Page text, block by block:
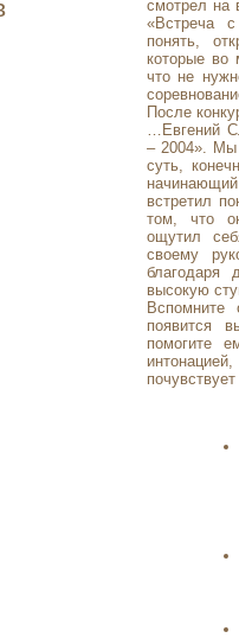
смотрел на
«Встреча
понять,
которые
что не
После
…Евгений
– 2004». Мы
суть,
встретил
том, что
ощутил
своему
благодаря
высокую
появится
помогите